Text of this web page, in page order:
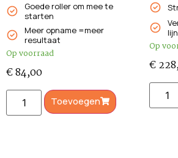
Goede roller om mee te
starten
Meer opname =meer
resultaat
Op voorraad
€84,00
Toevoegen
Op
€